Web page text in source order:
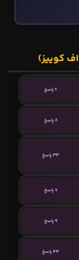
کوییز)
6 پاسخ
8 پاسخ
33 پاسخ
7 پاسخ
9 پاسخ
44 پاسخ